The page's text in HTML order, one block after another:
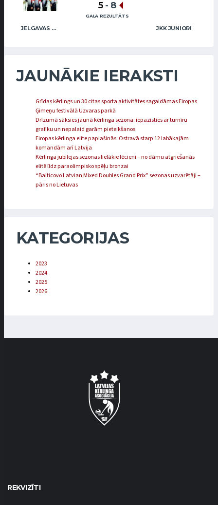
JELGAVAS MAIZNIEKS JKK JUNIORI
5 - 8
GALA REZULTĀTS
JAUNĀKIE IERAKSTI
Grīdas kērlings un 30 citas sporta aktivitātes sagaidāmas Eiropas
Ģimeņu festivālā Uzvaras parkā
Drīzumā sāksies jaunā kērlinga sezona: iepazīsties ar turnīru
grafiku un nepalaid garām pieteikšanos
Eiropas kērlinga elite paplašinās: Ostravā starp 12 labākajām
komandām arī Latvija
Kērlinga jubilejas sezonas lielākie lēcieni – no dāmu atgriešanās
elitē līdz paraolimpisko spēļu bronzai
“Balticovo Latvian Mixed Doubles Grand Prix” sezonas uzvarētāji –
pāris no Lietuvas
KATEGORIJAS
2023
2024
2025
2026
REKVIZĪTI